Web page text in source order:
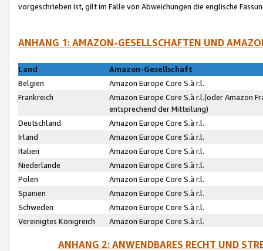
vorgeschrieben ist, gilt im Falle von Abweichungen die englische
ANHANG 1: AMAZON-GESELLSCHAFTEN UND
Land
Amazon-Gesellschaft
Belgien
Amazon Europe Core S.à r.l.
Frankreich
Amazon Europe Core S.à r.l.(oder Amazon
entsprechend der Mitteilung)
Deutschland
Amazon Europe Core S.à r.l.
Irland
Amazon Europe Core S.à r.l.
Italien
Amazon Europe Core S.à r.l.
Niederlande
Amazon Europe Core S.à r.l.
Polen
Amazon Europe Core S.à r.l.
Spanien
Amazon Europe Core S.à r.l.
Schweden
Amazon Europe Core S.à r.l.
Vereinigtes Königreich
Amazon Europe Core S.à r.l.
ANHANG 2: ANWENDBARES RECHT UND